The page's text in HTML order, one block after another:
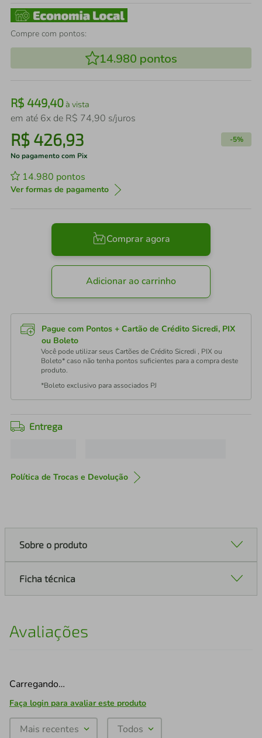
Compre com pontos:
14.980 pontos
R$ 449,40à vista
em até 6x de R$ 74,90 s/juros
R$ 426,93 -5%
No pagamento com Pix
14.980 pontos
Ver formas de pagamento
Comprar agora
Adicionar ao carrinho
Pague com Pontos + Cartão de Crédito Sicredi, PIX
ou Boleto
Você pode utilizar seus Cartões de Crédito Sicredi , PIX ou
Boleto* caso não tenha pontos suficientes para a compra deste
produto.
*Boleto exclusivo para associados PJ
Entrega
Política de Trocas e Devolução
Sobre o produto
Ficha técnica
Avaliações
Carregando…
Faça login para avaliar este produto
Mais recentes Todos